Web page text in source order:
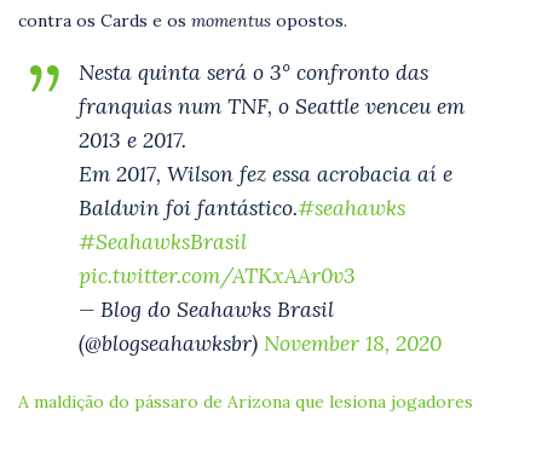
contra os Cards e os momentus opostos.
Nesta quinta será o 3° confronto das
franquias num TNF, o Seattle venceu em
2013 e 2017.
Em 2017, Wilson fez essa acrobacia aí e
Baldwin foi fantástico.#seahawks
#SeahawksBrasil
pic.twitter.com/ATKxAAr0v3
— Blog do Seahawks Brasil
(@blogseahawksbr) November 18, 2020
A maldição do pássaro de Arizona que lesiona jogadores